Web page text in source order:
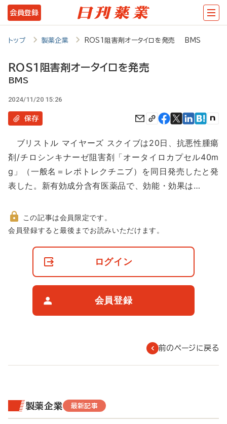
メ
イ
ツ
移
動
会員登録
トップ 製薬企業 ROS1阻害剤オータイロを発売 BMS
ROS1阻害剤オータイロを発売
BMS
2024/11/20 15:26
保存
ブリストル マイヤーズ スクイブは20日、抗悪性腫瘍
剤/チロシンキナーゼ阻害剤「オータイロカプセル40m
g」（一般名＝レポトレクチニブ）を同日発売したと発
表した。新有効成分含有医薬品で、効能・効果は…
非
この記事は会員限定です。
会員登録すると最後までお読みいただけます。
ログイン
会員登録
前のページに戻る
製薬企業 最新記事